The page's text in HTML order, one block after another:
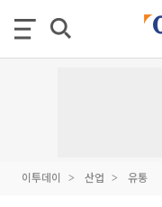
이투데이 산업 유통